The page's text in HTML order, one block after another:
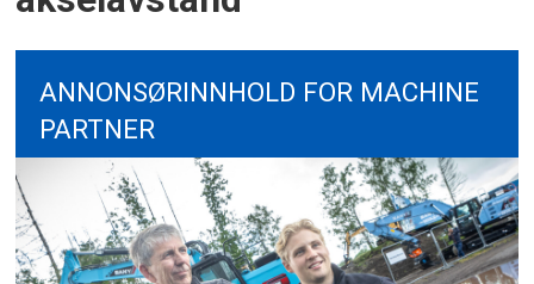
ANNONSØRINNHOLD FOR MACHINE
PARTNER